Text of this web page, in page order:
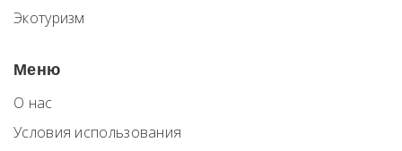
Экотуризм
Меню
О нас
Условия использования